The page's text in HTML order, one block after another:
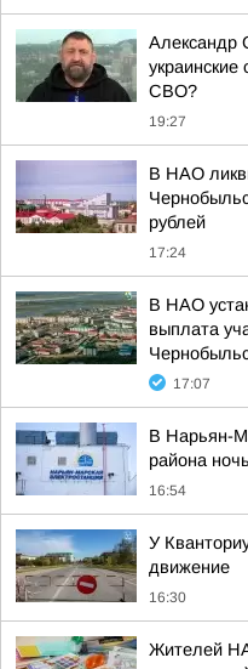
Александр
СВО?
19:27
В НАО
рублей
17:24
В НАО
выплата
17:07
В Нарьян-
района
16:54
У
движение
16:30
Жителей